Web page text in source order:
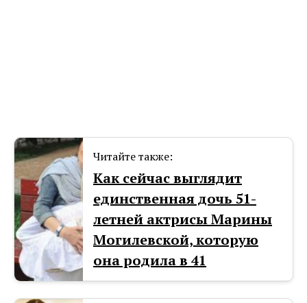
Читайте также:
Как сейчас выглядит
единственная дочь 51-
летней актрисы Марины
Могилевской, которую
она родила в 41